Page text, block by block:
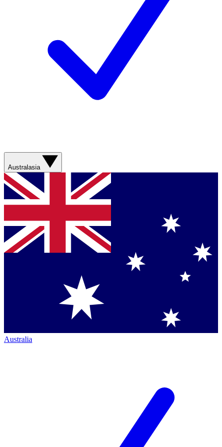
Australasia
Australia